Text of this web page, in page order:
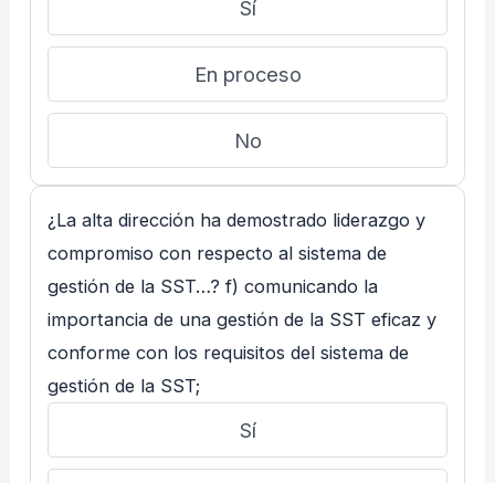
Sí
En proceso
No
¿La alta dirección ha demostrado liderazgo y
compromiso con respecto al sistema de
gestión de la SST…? f) comunicando la
importancia de una gestión de la SST eficaz y
conforme con los requisitos del sistema de
gestión de la SST;
Sí